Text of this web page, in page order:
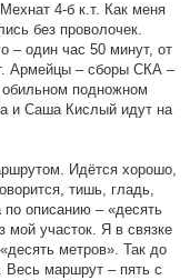
4-б к.т. Как меня
без проволочек.
– один час 50 минут, от
Армейцы – сборы СКА –
подножном
и Саша Кислый идут на
Идётся хорошо,
тишь, гладь,
по описанию – «десять
мой участок. Я в связке
метров». Так до
маршрут – пять с